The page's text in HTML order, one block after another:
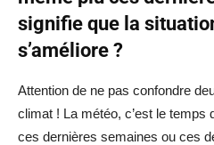
signifie que la
s’améliore ?
Attention de ne pas confondre
climat ! La météo, c’est le temps
ces dernières semaines ou ces